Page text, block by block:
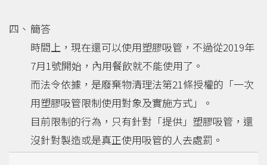
簡答
時間上，現在還可以使用塑膠吸管，不過從2019年
7月1號開始，內用餐飲就不能使用了。
而法令依據，是廢棄物清理法第21條授權的「一次
用塑膠吸管限制使用對象及實施方式」。
目前限制的行為，只有針對「提供」塑膠吸管，還
沒針對製造或是真正使用吸管的人去處罰。